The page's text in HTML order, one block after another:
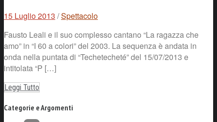
15 Luglio 2013 /Spettacolo
Fausto Leali e il suo complesso cantano “La ragazza che
amo” in “I 60 a colori” del 2003. La sequenza è andata in
onda nella puntata di “Techetecheté” del 15/07/2013 e
intitolata “P […]
Leggi Tutto
Categorie e Argomenti